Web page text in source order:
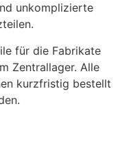
unkomplizierte
für die Fabrikate
Zentrallager. Alle
kurzfristig bestellt